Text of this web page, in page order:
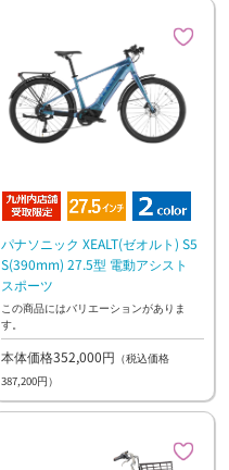
パナソニック XEALT(ゼオルト) S5
S(390mm) 27.5型 電動アシスト
スポーツ
この商品にはバリエーションがありま
す。
本体価格352,000円 （税込価格
387,200円）